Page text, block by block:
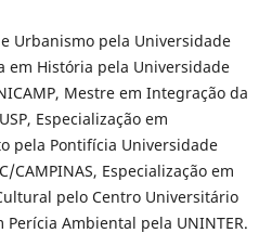
Urbanismo pela Universidade
em História pela Universidade
Mestre em Integração da
Especialização em
pela Pontifícia Universidade
CAMPINAS, Especialização em
pelo Centro Universitário
Ambiental pela UNINTER.